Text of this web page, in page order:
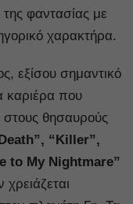
φαντασίας με
χαρακτήρα.
εξίσου σημαντικό
καριέρα που
θησαυρούς
“Killer”,
to My Nightmare”
χρειάζεται